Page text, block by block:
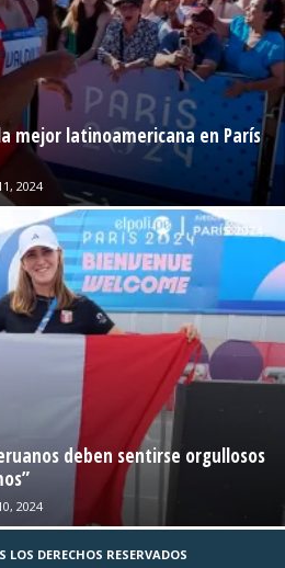
mejor latinoamericana en París
2024
deben sentirse orgullosos
2024
DERECHOS RESERVADOS